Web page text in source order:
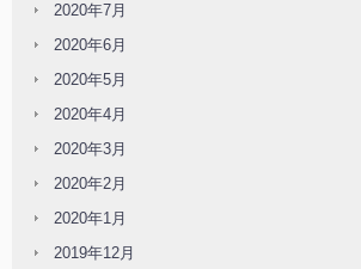
2020年7月
2020年6月
2020年5月
2020年4月
2020年3月
2020年2月
2020年1月
2019年12月